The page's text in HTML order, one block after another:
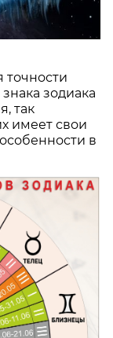
точности
зодиака
так
имеет свои
в